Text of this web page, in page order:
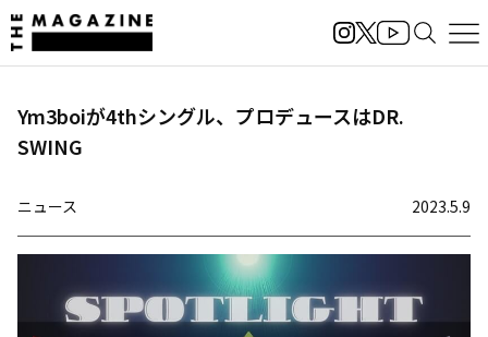
Ym3boiが4thシングル、プロデュースはDR.
SWING
ニュース 2023.5.9